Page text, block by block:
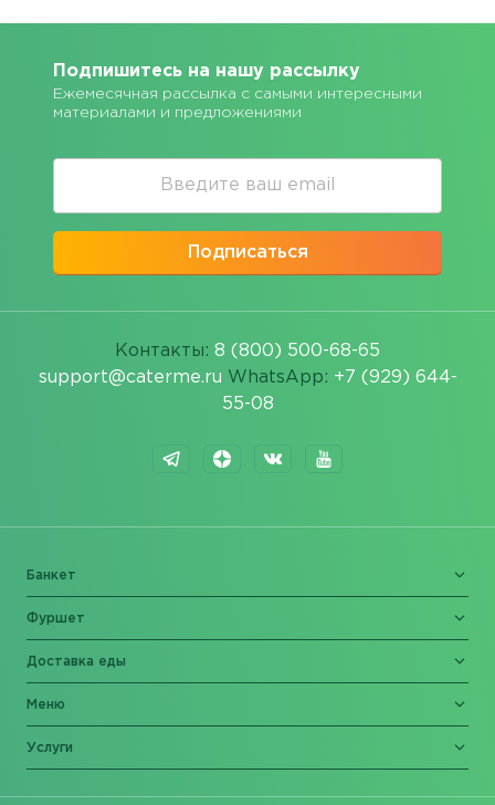
Подпишитесь на нашу рассылку
Ежемесячная рассылка с самыми интересными
материалами и предложениями
Подписаться
Контакты: 8 (800) 500-68-65
support@caterme.ru WhatsApp: +7 (929) 644-
55-08
Банкет
Фуршет
Доставка еды
Меню
Услуги